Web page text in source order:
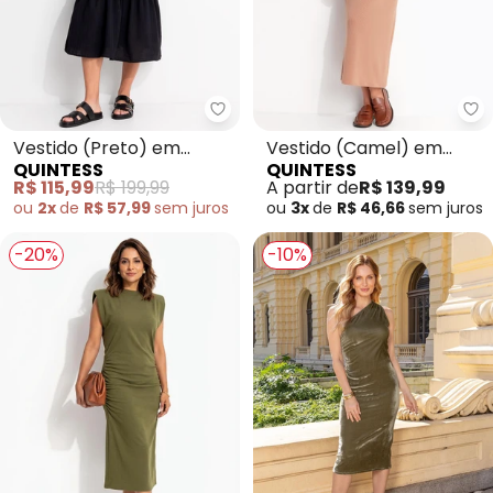
Quintess - Vestido (Preto) em
Vestido (Preto) em
Crepe Plano
QUINTESS
R$ 115,99R$ 199,99
ou 2xde R$ 57,99sem juros
Vestido (Camel) em
Malha Texturizada
QUINTESS
A partir deR$ 139,99
ou 3xde R$ 46,66sem juros
-20% -10%